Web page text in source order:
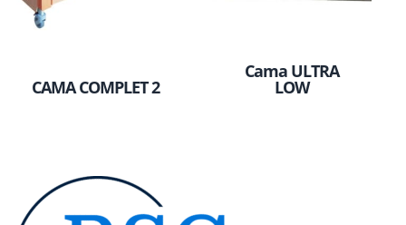
CAMA COMPLET 2
Cama ULTRA
LOW